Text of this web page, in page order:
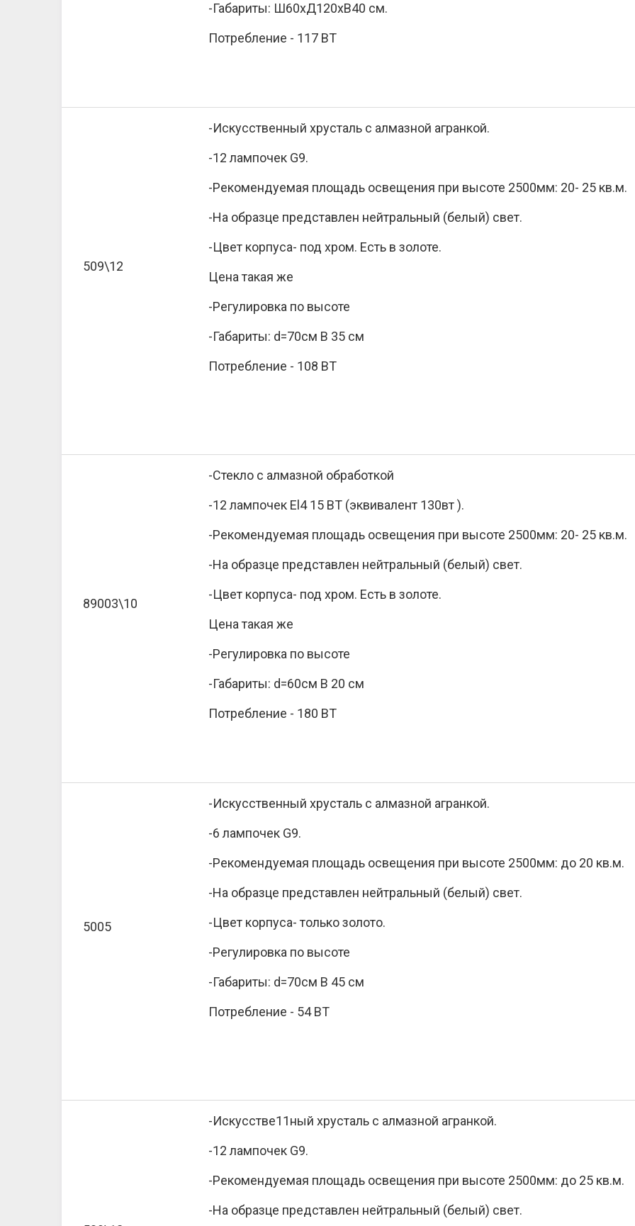
-Габариты: Ш60хД120хВ40 см.
Потребление - 117 ВТ
509\12
-Искусственный хрусталь с алмазной агранкой.
-12 лампочек G9.
-Рекомендуемая площадь освещения при высоте 2500мм: 20- 25 кв.м.
-На образце представлен нейтральный (белый) свет.
-Цвет корпуса- под хром. Есть в золоте.
Цена такая же
-Регулировка по высоте
-Габариты: d=70см В 35 см
Потребление - 108 ВТ
89003\10
-Стекло с алмазной обработкой
-12 лампочек El4 15 ВТ (эквивалент 130вт ).
-Рекомендуемая площадь освещения при высоте 2500мм: 20- 25 кв.м.
-На образце представлен нейтральный (белый) свет.
-Цвет корпуса- под хром. Есть в золоте.
Цена такая же
-Регулировка по высоте
-Габариты: d=60см В 20 см
Потребление - 180 ВТ
5005
-Искусственный хрусталь с алмазной агранкой.
-6 лампочек G9.
-Рекомендуемая площадь освещения при высоте 2500мм: до 20 кв.м.
-На образце представлен нейтральный (белый) свет.
-Цвет корпуса- только золото.
-Регулировка по высоте
-Габариты: d=70см В 45 см
Потребление - 54 ВТ
-Искусстве11ный хрусталь с алмазной агранкой.
-12 лампочек G9.
-Рекомендуемая площадь освещения при высоте 2500мм: до 25 кв.м.
-На образце представлен нейтральный (белый) свет.